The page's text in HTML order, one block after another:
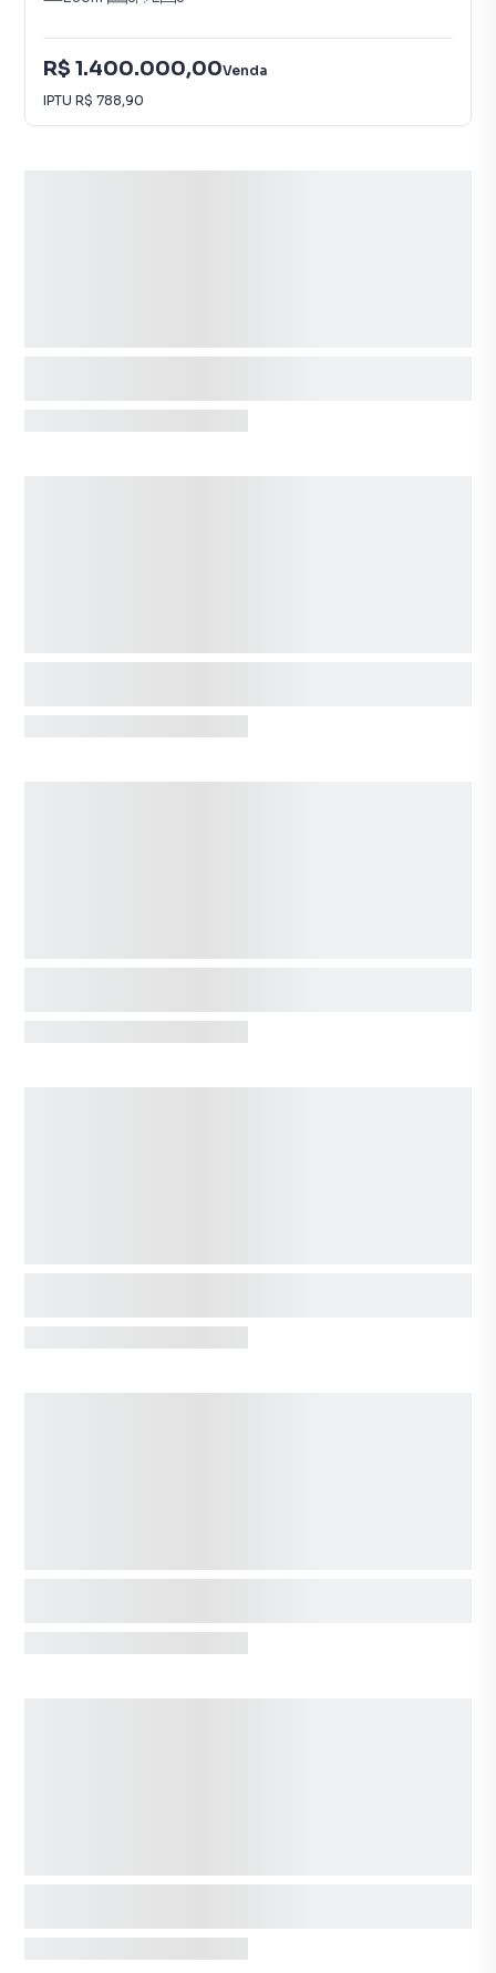
R$ 1.400.000,00Venda
IPTU R$ 788,90